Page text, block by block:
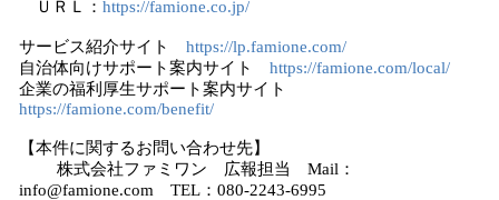
ＵＲＬ： https://famione.co.jp/
サービス紹介サイト https://lp.famione.com/
自治体向けサポート案内サイト https://famione.com/local/
企業の福利厚生サポート案内サイト
https://famione.com/benefit/
【本件に関するお問い合わせ先】
株式会社ファミワン 広報担当 Mail：
info@famione.com TEL：080-2243-6995